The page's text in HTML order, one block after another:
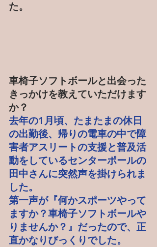
た。
車椅子ソフトボールと出会った
きっかけを教えていただけます
か？
去年の1月頃、たまたまの休日
の出勤後、帰りの電車の中で障
害者アスリートの支援と普及活
動をしているセンターポールの
田中さんに突然声を掛けられま
した。
第一声が『何かスポーツやって
ますか？車椅子ソフトボールや
りませんか？』だったので、正
直かなりびっくりでした。